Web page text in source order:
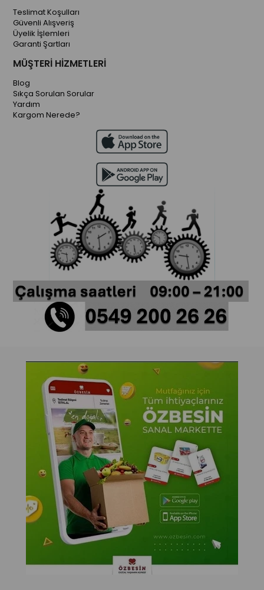
Teslimat Koşulları
Güvenli Alışveriş
Üyelik İşlemleri
Garanti Şartları
MÜŞTERİ HİZMETLERİ
Blog
Sıkça Sorulan Sorular
Yardım
Kargom Nerede?